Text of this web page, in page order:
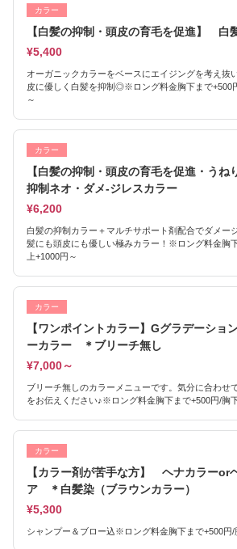
カラー
【白髪の抑制・頭皮の育毛を促進】 白
¥5,400
オーガニックカラーをベースにエイジングを考え抜
皮に優しく白髪を抑制◎※ロング料金胸下まで+500
～
カラー
【白髪の抑制・頭皮の育毛を促進・う
抑制ネオ・ダメ-ジレスカラー
¥6,200
白髪の抑制カラー＋マルチサポート剤配合でダメー
髪にも頭皮にも優しい極みカラー！※ロング料金胸
上+1000円～
カラー
【ワンポイントカラー】Gグラデーショ
ーカラー ＊ブリーチ無し
¥7,000～
ブリーチ無しのカラーメニューです。気分に合わせ
をお伝えください♪※ロング料金胸下まで+500円/胸
カラー
【カラー剤が苦手な方】 ヘナカラーor
ア ＊白髪染（ブラウンカラー）
¥5,300
シャンプー＆ブロー込※ロング料金胸下まで+500円/